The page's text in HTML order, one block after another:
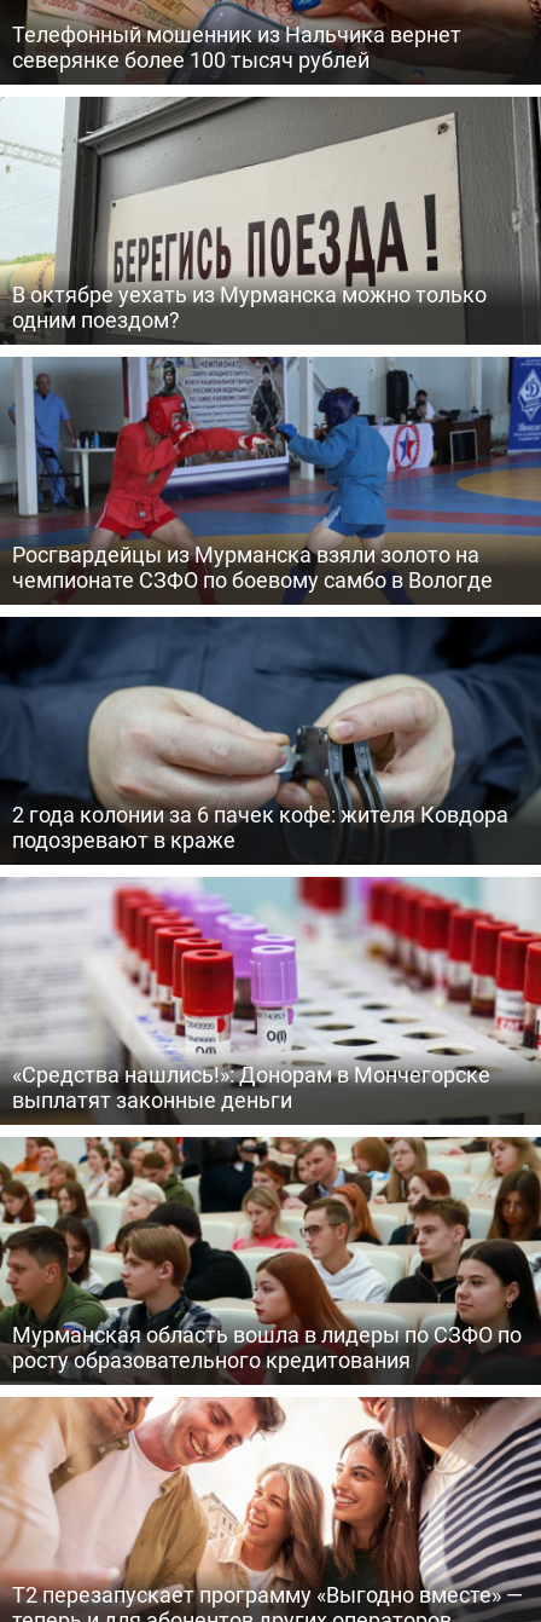
Телефонный мошенник из Нальчика вернет
северянке более 100 тысяч рублей
В октябре уехать из Мурманска можно только
одним поездом?
Росгвардейцы из Мурманска взяли золото на
чемпионате СЗФО по боевому самбо в Вологде
2 года колонии за 6 пачек кофе: жителя Ковдора
подозревают в краже
«Средства нашлись!»: Донорам в Мончегорске
выплатят законные деньги
Мурманская область вошла в лидеры по СЗФО по
росту образовательного кредитования
Т2 перезапускает программу «Выгодно вместе» —